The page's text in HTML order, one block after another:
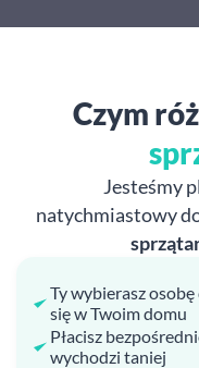
Czym
Jesteśmy
natychmiastowy
Ty wybierasz
się w Twoim domu
Płacisz
wychodzi taniej